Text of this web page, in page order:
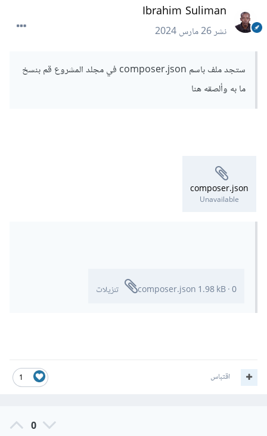
Ibrahim Suliman
نشر26 مارس 2024
ستجد ملف باسم composer.json في مجلد المشروع قم بنسخ
ما به وألصقه هنا
composer.json
Unavailable
composer.json 1.98 kB·0 تنزيلات
1 اقتباس
0